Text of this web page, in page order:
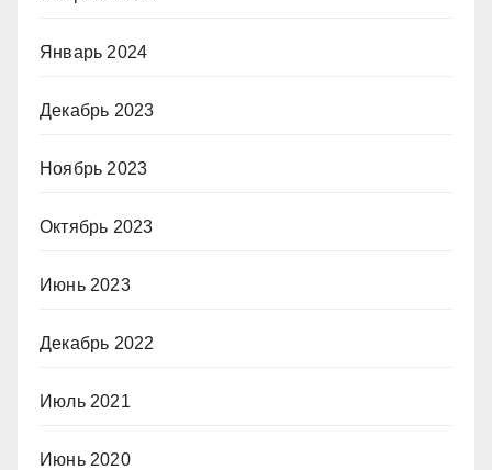
Январь 2024
Декабрь 2023
Ноябрь 2023
Октябрь 2023
Июнь 2023
Декабрь 2022
Июль 2021
Июнь 2020